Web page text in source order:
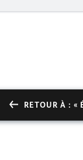
RETOUR À : «